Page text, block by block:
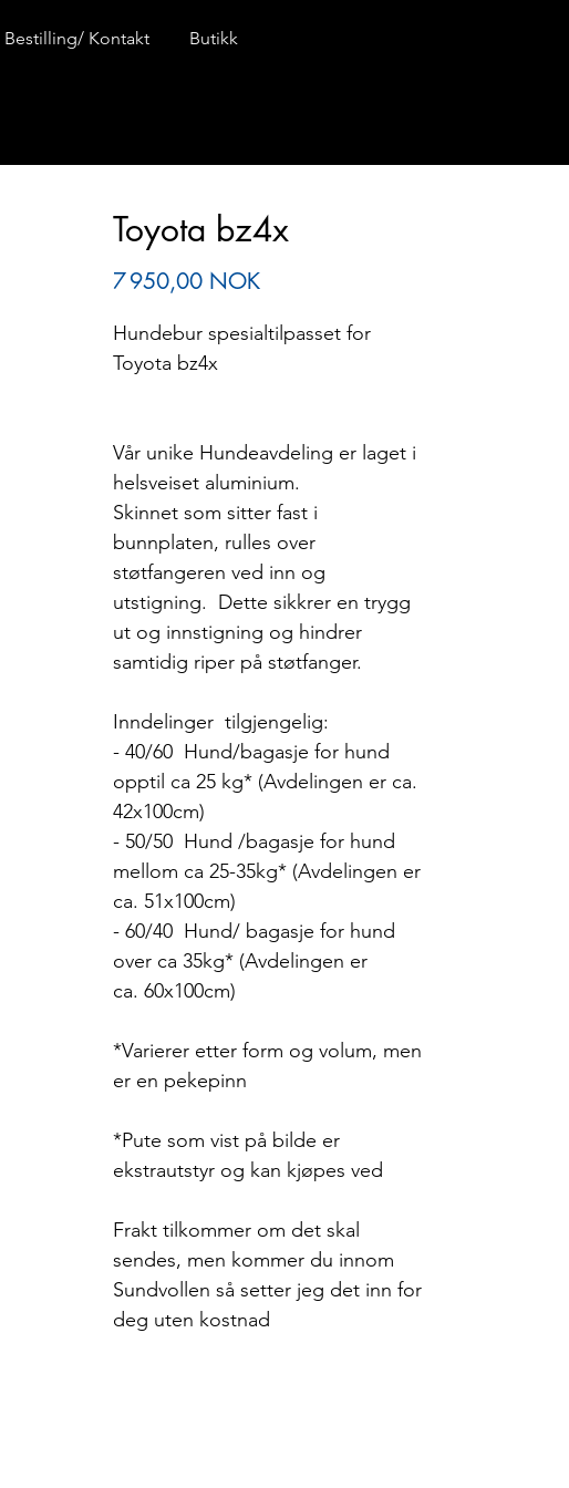
Bestilling/ Kontakt Butikk
Toyota bz4x
7 950,00 NOKPrix
Hundebur spesialtilpasset for
Toyota bz4x
Vår unike Hundeavdeling er laget i
helsveiset aluminium.
Skinnet som sitter fast i
bunnplaten, rulles over
støtfangeren ved inn og
utstigning. Dette sikkrer en trygg
ut og innstigning og hindrer
samtidig riper på støtfanger.
Inndelinger tilgjengelig:
- 40/60 Hund/bagasje for hund
opptil ca 25 kg* (Avdelingen er ca.
42x100cm)
- 50/50 Hund /bagasje for hund
mellom ca 25-35kg* (Avdelingen er
ca. 51x100cm)
- 60/40 Hund/ bagasje for hund
over ca 35kg* (Avdelingen er
ca. 60x100cm)
*Varierer etter form og volum, men
er en pekepinn
*Pute som vist på bilde er
ekstrautstyr og kan kjøpes ved
Frakt tilkommer om det skal
sendes, men kommer du innom
Sundvollen så setter jeg det inn for
deg uten kostnad